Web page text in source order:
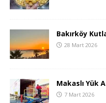
Bakırköy
28 Mart 2026
Makaslı Yük
7 Mart 2026